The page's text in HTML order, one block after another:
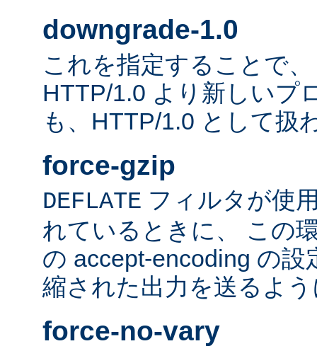
downgrade-1.0
これを指定することで
HTTP/1.0 より新しいプ
も、HTTP/1.0 として扱
force-gzip
DEFLATE フィルタが使
れているときに、 この
の accept-encoding の
縮された出力を送るよ
force-no-vary